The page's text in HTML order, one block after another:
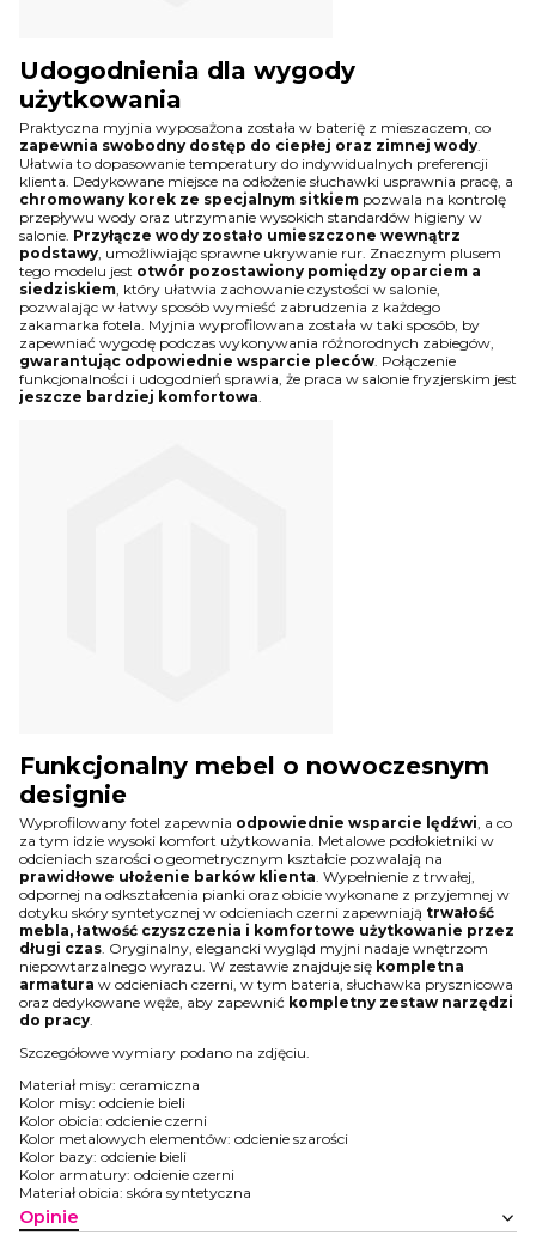
Udogodnienia dla wygody
użytkowania
Praktyczna myjnia wyposażona została w baterię z mieszaczem, co
zapewnia swobodny dostęp do ciepłej oraz zimnej wody
Ułatwia to dopasowanie temperatury do indywidualnych preferencji
klienta. Dedykowane miejsce na odłożenie słuchawki usprawnia pracę, a
chromowany korek ze specjalnym sitkiem pozwala na kontrolę
przepływu wody oraz utrzymanie wysokich standardów higieny w
salonie. Przyłącze wody zostało umieszczone wewnątrz
podstawy , umożliwiając sprawne ukrywanie rur. Znacznym plusem
tego modelu jest otwór pozostawiony pomiędzy oparciem a
siedziskiem , który ułatwia zachowanie czystości w salonie,
pozwalając w łatwy sposób wymieść zabrudzenia z każdego
zakamarka fotela. Myjnia wyprofilowana została w taki sposób, by
zapewniać wygodę podczas wykonywania różnorodnych zabiegów,
gwarantując odpowiednie wsparcie pleców . Połączenie
funkcjonalności i udogodnień sprawia, że praca w salonie fryzjerskim jest
jeszcze bardziej komfortowa
Funkcjonalny mebel o nowoczesnym
designie
Wyprofilowany fotel zapewnia odpowiednie wsparcie lędźwi , a co
za tym idzie wysoki komfort użytkowania. Metalowe podłokietniki w
odcieniach szarości o geometrycznym kształcie pozwalają na
prawidłowe ułożenie barków klienta . Wypełnienie z trwałej,
odpornej na odkształcenia pianki oraz obicie wykonane z przyjemnej w
dotyku skóry syntetycznej w odcieniach czerni zapewniają trwałość
mebla, łatwość czyszczenia i komfortowe użytkowanie przez
długi czas . Oryginalny, elegancki wygląd myjni nadaje wnętrzom
niepowtarzalnego wyrazu. W zestawie znajduje się kompletna
armatura w odcieniach czerni, w tym bateria, słuchawka prysznicowa
oraz dedykowane węże, aby zapewnić kompletny zestaw narzędzi
do pracy
Szczegółowe wymiary podano na zdjęciu.
Materiał misy: ceramiczna
Kolor misy: odcienie bieli
Kolor obicia: odcienie czerni
Kolor metalowych elementów: odcienie szarości
Kolor bazy: odcienie bieli
Kolor armatury: odcienie czerni
Materiał obicia: skóra syntetyczna
Opinie